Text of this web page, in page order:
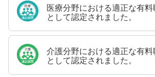
医療分野における適正な有
として認定されました。
介護分野における適正な有
として認定されました。